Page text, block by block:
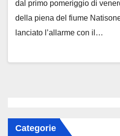
dal primo pomeriggio di
della piena del fiume
lanciato l’allarme con il…
Categorie